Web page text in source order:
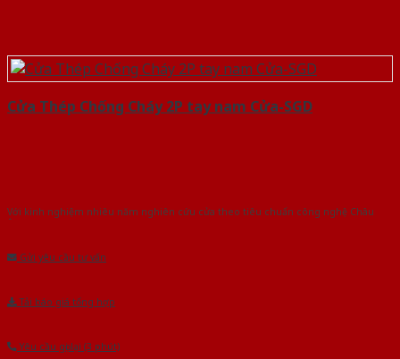
Cửa Thép Chống Cháy 2P tay nam Cửa-SGD
Với kinh nghiệm nhiêu năm nghiên cứu cửa theo tiêu chuẩn công nghệ Châu
Gửi yêu cầu tư vấn
Tải báo giá tổng hợp
Yêu cầu gọi lại (3 phút)